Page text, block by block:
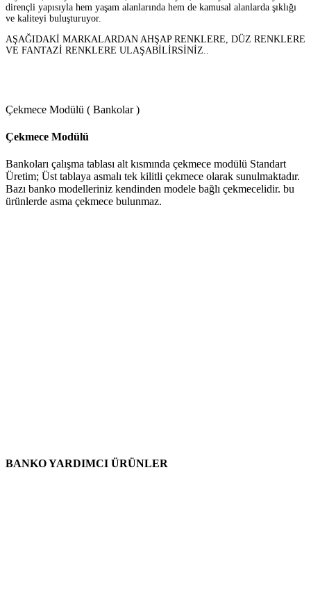
dirençli yapısıyla hem yaşam alanlarında hem de kamusal alanlarda şıklığı
ve kaliteyi buluşturuyor.
AŞAĞIDAKİ MARKALARDAN AHŞAP RENKLERE, DÜZ RENKLERE
VE FANTAZİ RENKLERE ULAŞABİLİRSİNİZ..
Çekmece Modülü ( Bankolar )
Çekmece Modülü
Bankoları çalışma tablası alt kısmında çekmece modülü Standart
Üretim; Üst tablaya asmalı tek kilitli çekmece olarak sunulmaktadır.
Bazı banko modelleriniz kendinden modele bağlı çekmecelidir. bu
ürünlerde asma çekmece bulunmaz.
BANKO YARDIMCI ÜRÜNLER